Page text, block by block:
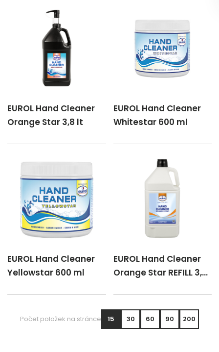
EUROL Hand Cleaner
Orange Star 3,8 lt
EUROL Hand Cleaner
Whitestar 600 ml
EUROL Hand Cleaner
Yellowstar 600 ml
EUROL Hand Cleaner
Orange Star REFILL 3,8
Počet položek na stránce 15 30 60 90 200